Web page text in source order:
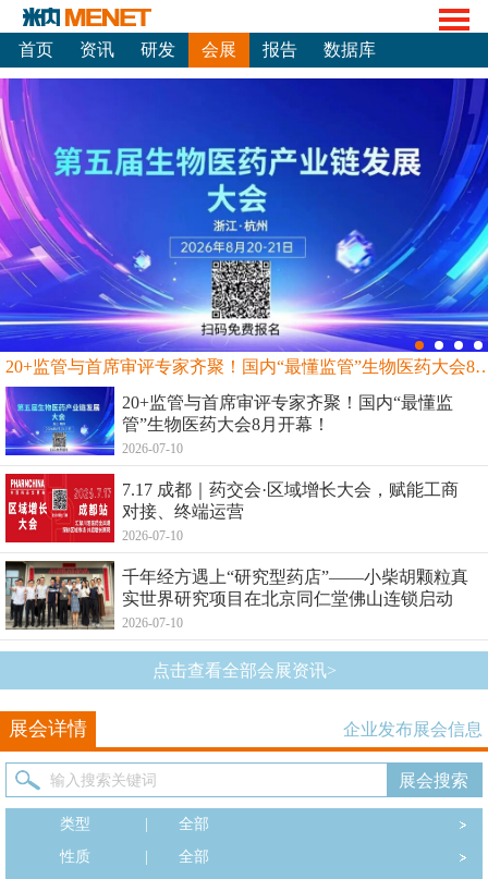
首页 资讯 研发 会展 报告 数据库
20+监管与首席审评专家齐聚！国内“最
20+监管与首席审评专家齐聚！国内“最懂监
管”生物医药大会8月开幕！
2026-07-10
7.17 成都｜药交会·区域增长大会，赋能工商
对接、终端运营
2026-07-10
千年经方遇上“研究型药店”——小柴胡颗粒真
实世界研究项目在北京同仁堂佛山连锁启动
2026-07-10
点击查看全部会展资讯>
展会详情 企业发布展会信息
类型
全部
性质
全部